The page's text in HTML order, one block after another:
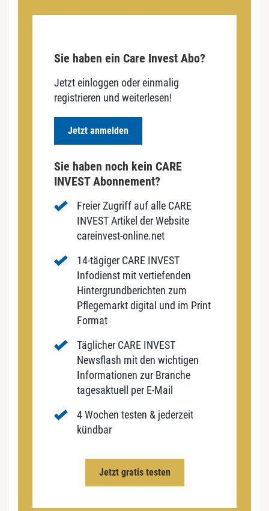
Sie haben ein Care Invest Abo?
Jetzt einloggen oder einmalig
registrieren und weiterlesen!
Jetzt anmelden
Sie haben noch kein CARE
INVEST Abonnement?
Freier Zugriff auf alle CARE
INVEST Artikel der Website
careinvest-online.net
14-tägiger CARE INVEST
Infodienst mit vertiefenden
Hintergrundberichten zum
Pflegemarkt digital und im Print
Format
Täglicher CARE INVEST
Newsflash mit den wichtigen
Informationen zur Branche
tagesaktuell per E-Mail
4 Wochen testen & jederzeit
kündbar
Jetzt gratis testen